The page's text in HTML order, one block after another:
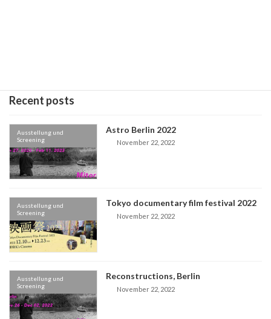
Recent posts
Ausstellung und
Screening
Astro Berlin 2022
November 22, 2022
Ausstellung und
Screening
Tokyo documentary film festival 2022
November 22, 2022
Ausstellung und
Screening
Reconstructions, Berlin
November 22, 2022